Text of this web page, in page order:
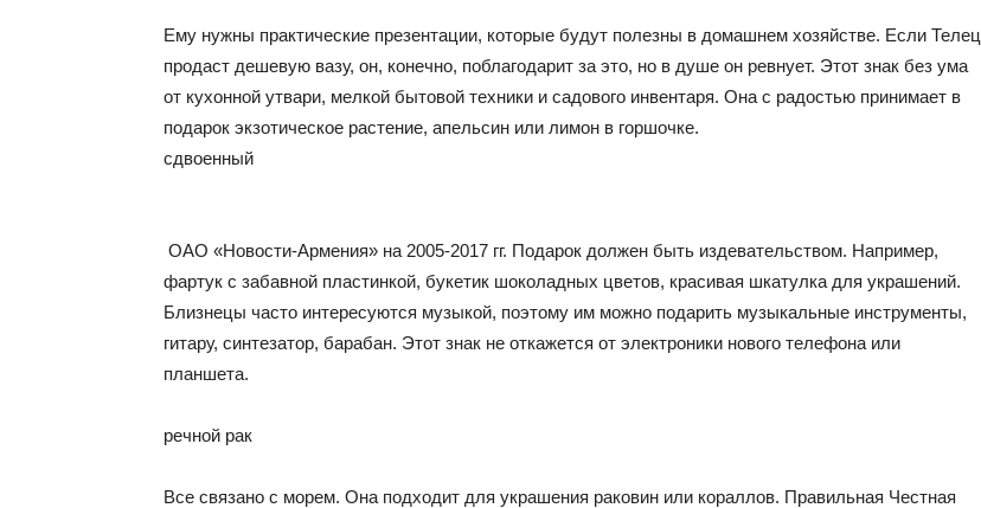
Ему нужны практические презентации, которые будут полезны в домашнем хозяйстве. Если Телец
продаст дешевую вазу, он, конечно, поблагодарит за это, но в душе он ревнует. Этот знак без ума
от кухонной утвари, мелкой бытовой техники и садового инвентаря. Она с радостью принимает в
подарок экзотическое растение, апельсин или лимон в горшочке.
сдвоенный
ОАО «Новости-Армения» на 2005-2017 гг. Подарок должен быть издевательством. Например,
фартук с забавной пластинкой, букетик шоколадных цветов, красивая шкатулка для украшений.
Близнецы часто интересуются музыкой, поэтому им можно подарить музыкальные инструменты,
гитару, синтезатор, барабан. Этот знак не откажется от электроники нового телефона или
планшета.
речной рак
Все связано с морем. Она подходит для украшения раковин или кораллов. Правильная Честная